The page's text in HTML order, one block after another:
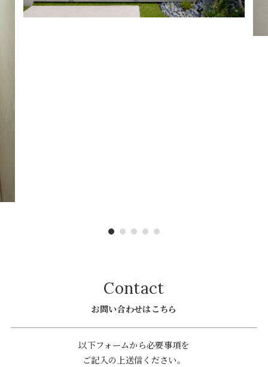
Contact
お問い合わせはこちら
以下フォームから必要事項を
ご記入の上送信ください。